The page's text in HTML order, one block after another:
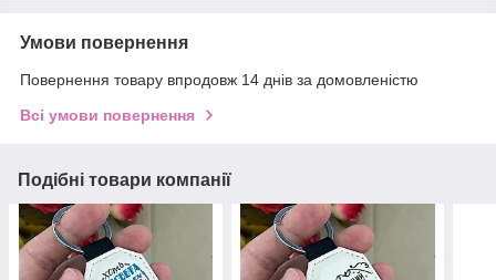
Умови повернення
Повернення товару впродовж 14 днів за домовленістю
Всі умови повернення
Подібні товари компанії